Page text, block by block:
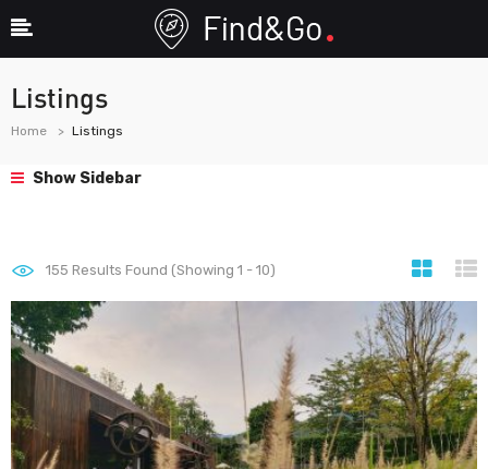
Listings
Home Listings
Show Sidebar
155 Results Found (Showing 1 - 10)